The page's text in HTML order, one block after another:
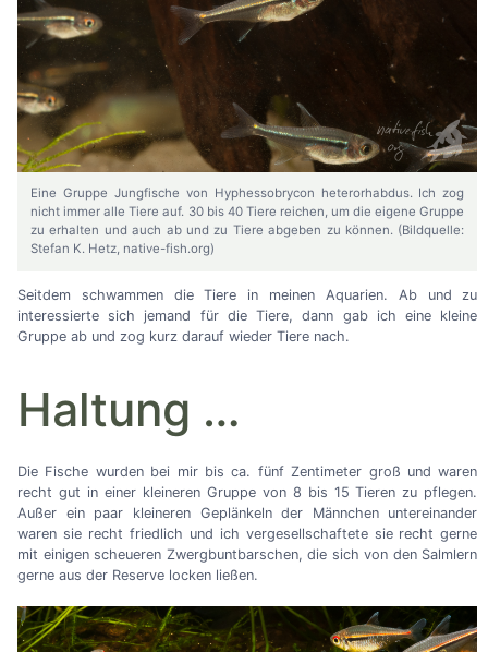
Eine Gruppe Jungfische von Hyphessobrycon heterorhabdus. Ich zog
nicht immer alle Tiere auf. 30 bis 40 Tiere reichen, um die eigene Gruppe
zu erhalten und auch ab und zu Tiere abgeben zu können. (Bildquelle:
Stefan K. Hetz, native-fish.org)
Seitdem schwammen die Tiere in meinen Aquarien. Ab und zu
interessierte sich jemand für die Tiere, dann gab ich eine kleine
Gruppe ab und zog kurz darauf wieder Tiere nach.
Haltung …
Die Fische wurden bei mir bis ca. fünf Zentimeter groß und waren
recht gut in einer kleineren Gruppe von 8 bis 15 Tieren zu pflegen.
Außer ein paar kleineren Geplänkeln der Männchen untereinander
waren sie recht friedlich und ich vergesellschaftete sie recht gerne
mit einigen scheueren Zwergbuntbarschen, die sich von den Salmlern
gerne aus der Reserve locken ließen.